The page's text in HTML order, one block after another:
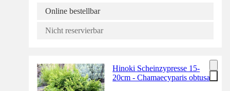
Online bestellbar
Nicht reservierbar
Hinoki Scheinzypresse 15-
20cm - Chamaecyparis obtusa